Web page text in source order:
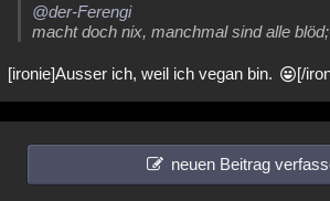
@der-Ferengi
macht doch nix, manchmal sind alle
[ironie]Ausser ich, weil ich vegan bin. [/
neuen Beitrag